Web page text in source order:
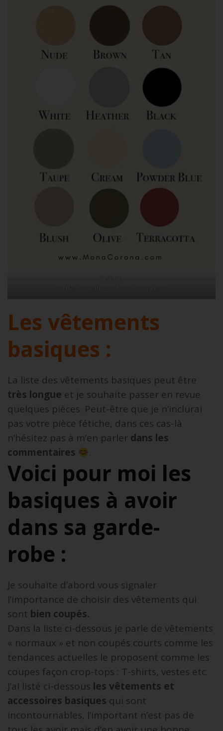
Les vêtements
basiques :
La liste des vêtements basiques peut être
très longue et je souhaite passer en revue
quelques pièces. Peut-être que je n’inclurai
pas votre pièce fétiche, dans ces cas-là
n’hésitez pas à m’en parler dans les
commentaires
.
Voici pour moi les
basiques à avoir
dans sa garde-
robe :
Je souhaite d’abord vous signaler
l’importance de choisir des vêtements qui
sont bien coupés.
Dans la liste ci-dessous je parle de vêtements
« normaux » et non coupés courts comme les
tendances actuelles le proposent comme les
coupes façon crop-tops : T-shirts, vestes etc.
J’ai listé ci-dessous les vêtements et
accessoires basiques qui sont
incontournables, l’important n’est pas de